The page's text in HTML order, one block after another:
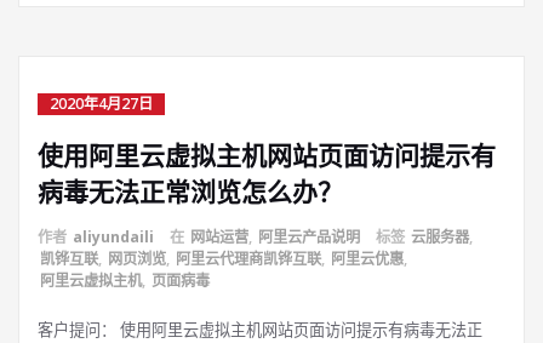
2020年4月27日
使用阿里云虚拟主机网站页面访问提示有
病毒无法正常浏览怎么办？
作者 aliyundaili 在 网站运营, 阿里云产品说明 标签 云服务器,
凯铧互联, 网页浏览, 阿里云代理商凯铧互联, 阿里云优惠,
阿里云虚拟主机, 页面病毒
客户提问： 使用阿里云虚拟主机网站页面访问提示有病毒无法正